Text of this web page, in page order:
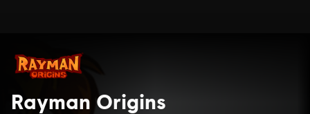
Rayman Origins